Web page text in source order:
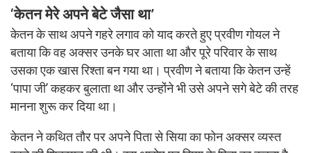
‘केतन मेरे अपने बेटे जैसा था’
केतन के साथ अपने गहरे लगाव को याद करते हुए प्रवीण गोयल ने
बताया कि वह अक्सर उनके घर आता था और पूरे परिवार के साथ
उसका एक खास रिश्ता बन गया था। प्रवीण ने बताया कि केतन उन्हें
‘पापा जी’ कहकर बुलाता था और उन्होंने भी उसे अपने सगे बेटे की तरह
मानना शुरू कर दिया था।
केतन ने कथित तौर पर अपने पिता से सिया का फोन अक्सर व्यस्त